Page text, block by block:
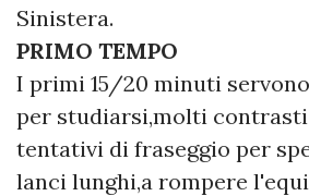
Sinistera.
PRIMO TEMPO
I primi 15/20 minuti
per studiarsi,molti
tentativi di fraseggio per
lanci lunghi,a rompere